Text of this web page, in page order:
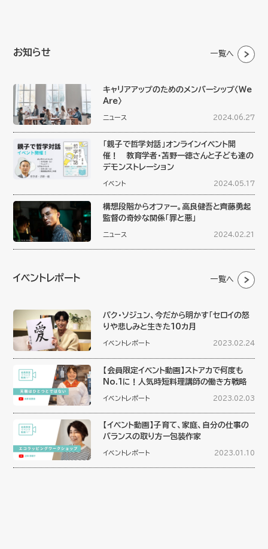
お知らせ 一覧へ
キャリアアップのためのメンバーシップ〈We
Are〉
ニュース 2024.06.27
「親子で哲学対話」オンラインイベント開
催！ 教育学者・苫野一徳さんと子ども達の
デモンストレーション
イベント 2024.05.17
構想段階からオファー。高良健吾と齊藤勇起
監督の奇妙な関係「罪と悪」
ニュース 2024.02.21
イベントレポート 一覧へ
パク・ソジュン、今だから明かす「セロイの怒
りや悲しみと生きた10カ月
イベントレポート 2023.02.24
【会員限定イベント動画】ストアカで何度も
No.1に！人気時短料理講師の働き方戦略
イベントレポート 2023.02.03
【イベント動画】子育て、家庭、自分の仕事の
バランスの取り方ー包装作家
イベントレポート 2023.01.10